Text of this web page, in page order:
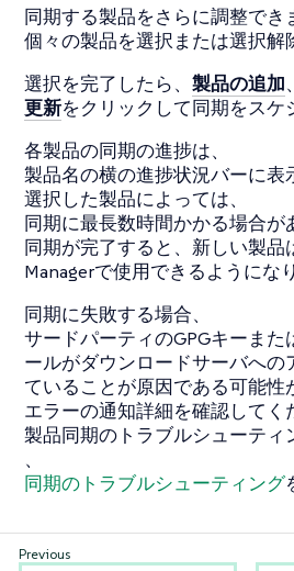
同期する製品をさらに調整でき
個々の製品を選択または選択解
選択を完了したら、 製品の追加、
更新をクリックして同期をスケ
各製品の同期の進捗は、
製品名の横の進捗状況バーに表
選択した製品によっては、
同期に最長数時間かかる場合が
同期が完了すると、新しい製品
Managerで使用できるようにな
同期に失敗する場合、
サードパーティのGPGキーまた
ールがダウンロードサーバへの
ていることが原因である可能性
エラーの通知詳細を確認してく
製品同期のトラブルシューティ
、
同期のトラブルシューティング